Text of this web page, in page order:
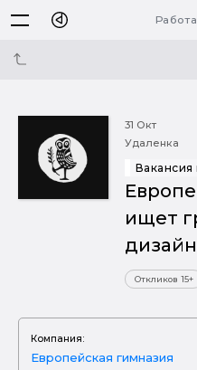
31 Окт
Удаленка
Вакансия
ищет
Откликов 15+
Компания:
Европейская гимназия